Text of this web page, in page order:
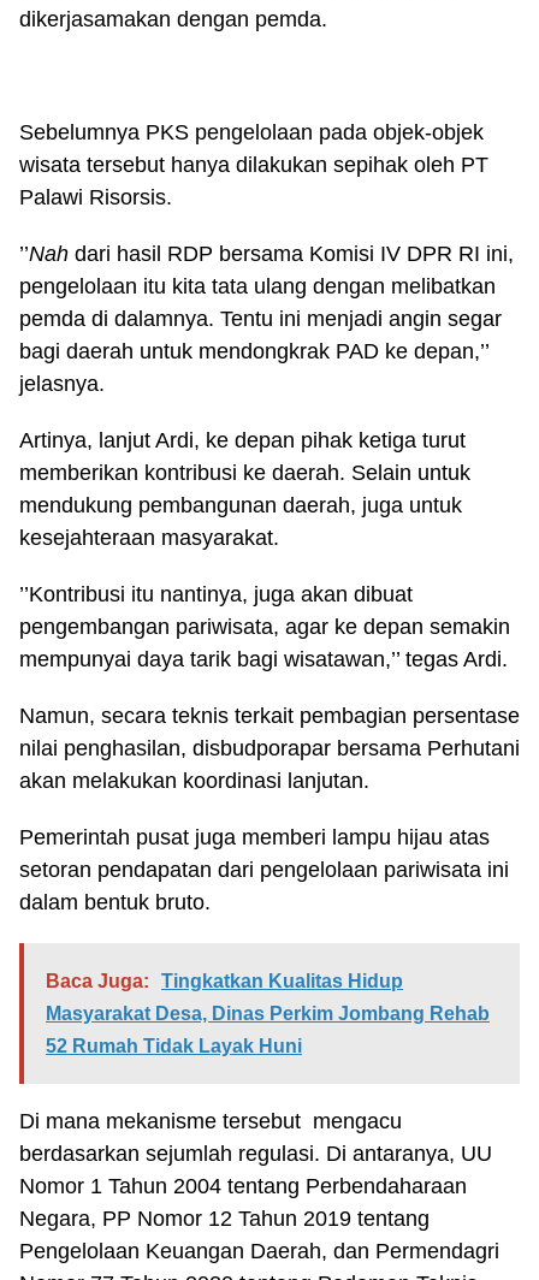
dikerjasamakan dengan pemda.
Sebelumnya PKS pengelolaan pada objek-objek
wisata tersebut hanya dilakukan sepihak oleh PT
Palawi Risorsis.
’’Nah dari hasil RDP bersama Komisi IV DPR RI ini,
pengelolaan itu kita tata ulang dengan melibatkan
pemda di dalamnya. Tentu ini menjadi angin segar
bagi daerah untuk mendongkrak PAD ke depan,’’
jelasnya.
Artinya, lanjut Ardi, ke depan pihak ketiga turut
memberikan kontribusi ke daerah. Selain untuk
mendukung pembangunan daerah, juga untuk
kesejahteraan masyarakat.
’’Kontribusi itu nantinya, juga akan dibuat
pengembangan pariwisata, agar ke depan semakin
mempunyai daya tarik bagi wisatawan,’’ tegas Ardi.
Namun, secara teknis terkait pembagian persentase
nilai penghasilan, disbudporapar bersama Perhutani
akan melakukan koordinasi lanjutan.
Pemerintah pusat juga memberi lampu hijau atas
setoran pendapatan dari pengelolaan pariwisata ini
dalam bentuk bruto.
Baca Juga:
Tingkatkan Kualitas Hidup
Masyarakat Desa, Dinas Perkim Jombang Rehab
52 Rumah Tidak Layak Huni
Di mana mekanisme tersebut mengacu
berdasarkan sejumlah regulasi. Di antaranya, UU
Nomor 1 Tahun 2004 tentang Perbendaharaan
Negara, PP Nomor 12 Tahun 2019 tentang
Pengelolaan Keuangan Daerah, dan Permendagri